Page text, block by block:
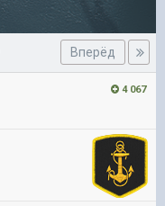
Вперёд
4 067